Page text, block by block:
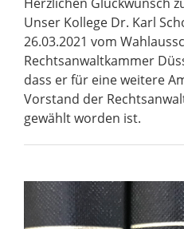
Unser Kollege Dr. Karl
26.03.2021 vom
Rechtsanwaltkammer
dass er für eine weitere
Vorstand der
gewählt worden ist.